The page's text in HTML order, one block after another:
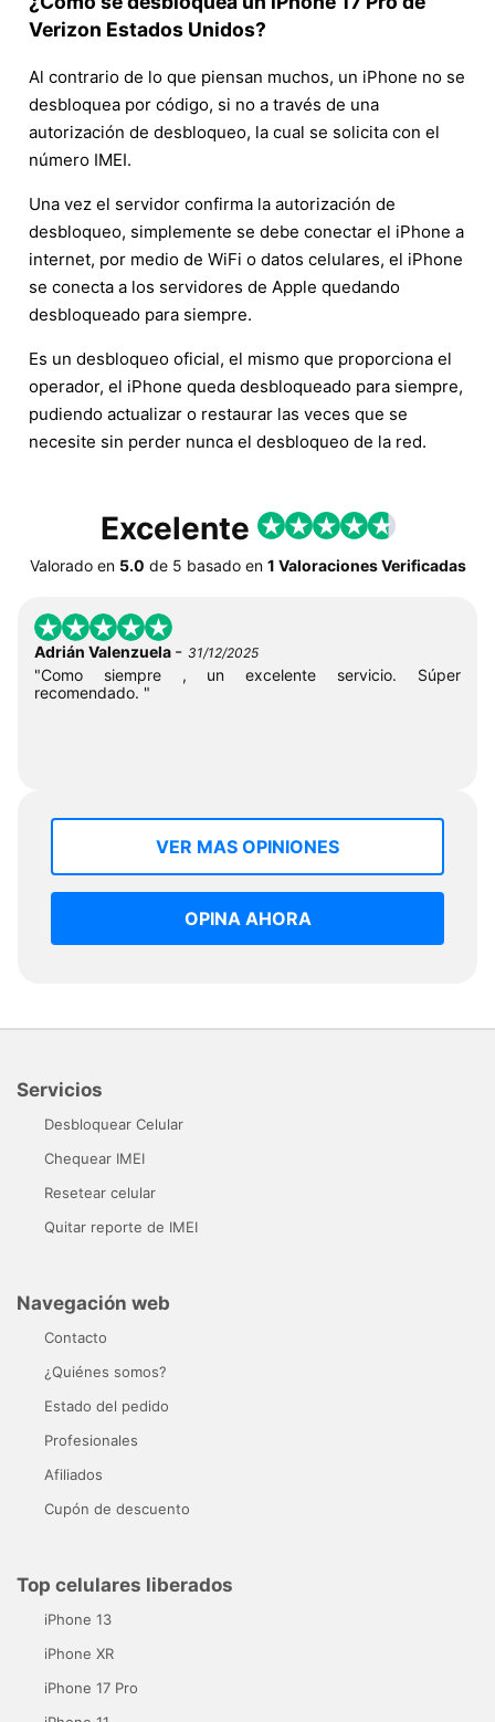
Verizon Estados Unidos?
Al contrario de lo que piensan muchos, un iPhone no se
desbloquea por código, si no a través de una
autorización de desbloqueo, la cual se solicita con el
número IMEI.
Una vez el servidor confirma la autorización de
desbloqueo, simplemente se debe conectar el iPhone a
internet, por medio de WiFi o datos celulares, el iPhone
se conecta a los servidores de Apple quedando
desbloqueado para siempre.
Es un desbloqueo oficial, el mismo que proporciona el
operador, el iPhone queda desbloqueado para siempre,
pudiendo actualizar o restaurar las veces que se
necesite sin perder nunca el desbloqueo de la red.
Excelente
Valorado en 5.0 de 5 basado en 1 Valoraciones Verificadas
Adrián Valenzuela - 31/12/2025
"Como siempre , un excelente servicio. Súper
recomendado. "
VER MAS OPINIONES
OPINA AHORA
Servicios
Desbloquear Celular
Chequear IMEI
Resetear celular
Quitar reporte de IMEI
Navegación web
Contacto
¿Quiénes somos?
Estado del pedido
Profesionales
Afiliados
Cupón de descuento
Top celulares liberados
iPhone 13
iPhone XR
iPhone 17 Pro